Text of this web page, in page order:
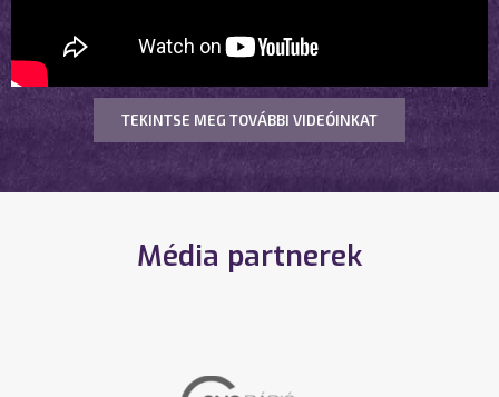
TEKINTSE MEG TOVÁBBI VIDEÓINKAT
Média partnerek